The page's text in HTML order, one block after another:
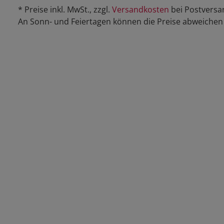
* Preise inkl. MwSt., zzgl. Versandkosten bei
An Sonn- und Feiertagen können die Preise abweichen